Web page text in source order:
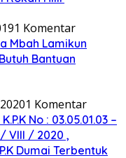
1 Komentar
Mbah Lamikun
Bantuan
1 Komentar
No : 03.05.01.03 –
/ VIII / 2020 ,
Dumai Terbentuk